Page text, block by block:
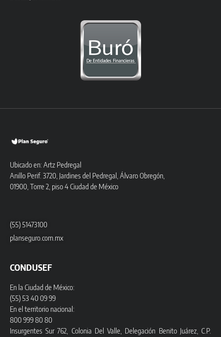
Ubicado en: Artz Pedregal
Anillo Perif. 3720, Jardines del Pedregal, Álvaro Obregón,
01900, Torre 2, piso 4 Ciudad de México
(55) 51473100
planseguro.com.mx
CONDUSEF
En la Ciudad de México:
(55) 53 40 09 99
En el territorio nacional:
800 999 80 80
Insurgentes Sur 762, Colonia Del Valle, Delegación Benito Juárez, C.P.